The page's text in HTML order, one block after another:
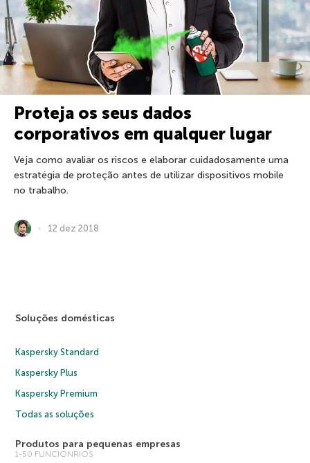
Proteja os seus dados
corporativos em qualquer lugar
Veja como avaliar os riscos e elaborar cuidadosamente uma
estratégia de proteção antes de utilizar dispositivos mobile
no trabalho.
12 dez 2018
Soluções domésticas
Kaspersky Standard
Kaspersky Plus
Kaspersky Premium
Todas as soluções
Produtos para pequenas empresas
1-50 FUNCIONRIOS